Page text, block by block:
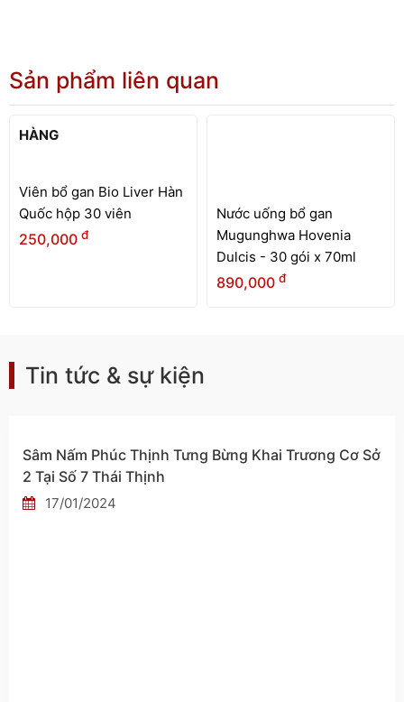
Sản phẩm liên quan
HÀNG
Viên bổ gan Bio Liver Hàn
Quốc hộp 30 viên
250,000 đ
Nước uống bổ gan
Mugunghwa Hovenia
Dulcis - 30 gói x 70ml
890,000 đ
Tin tức & sự kiện
Sâm Nấm Phúc Thịnh Tưng Bừng Khai Trương Cơ Sở
2 Tại Số 7 Thái Thịnh
17/01/2024